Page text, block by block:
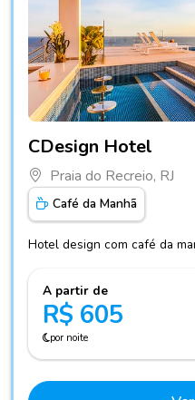
CDesign Hotel
Praia do Recreio, RJ
Café da Manhã
Hotel design com café da
A partir de
R$ 605
por noite